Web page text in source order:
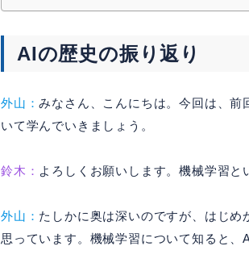
AIの歴史の振り返り
外山：みなさん、こんにちは。今回は、前
いて学んでいきましょう。
鈴木： よろしくお願いします。機械学習と
外山： たしかに奥は深いのですが、はじめ
思っています。機械学習について知ると、